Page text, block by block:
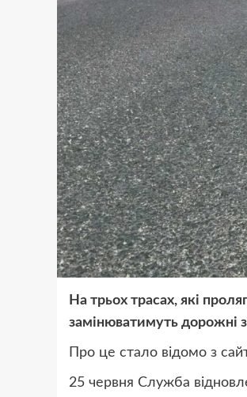
На трьох трасах, які
замінюватимуть дорожні
Про це стало відомо з
25 червня Служба